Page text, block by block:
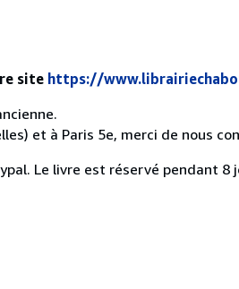
site https://
et à Paris 5e, merci de nous
Le livre est réservé pendant